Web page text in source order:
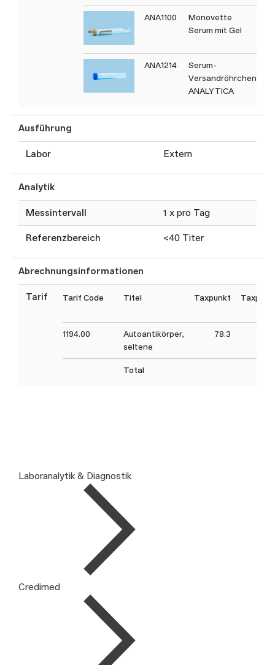
ANA1100
Monovette
Serum mit Gel
ANA1214
Serum-
Versandröhrchen
ANALYTICA
Ausführung
Labor Extern
Analytik
Messintervall 1 x pro Tag
Referenzbereich <40 Titer
Abrechnungsinformationen
Tarif Tarif Code Titel Taxpunkt
1194.00
Autoantikörper,
seltene
78.3
Total
Laboranalytik & Diagnostik
Credimed